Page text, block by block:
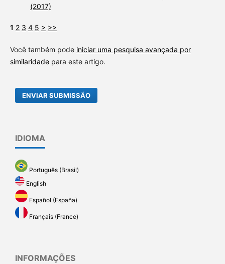
(2017)
1 2 3 4 5 > >>
Você também pode iniciar uma pesquisa avançada por
similaridadepara este artigo.
ENVIAR SUBMISSÃO
IDIOMA
Português (Brasil)
English
Español (España)
Français (France)
INFORMAÇÕES